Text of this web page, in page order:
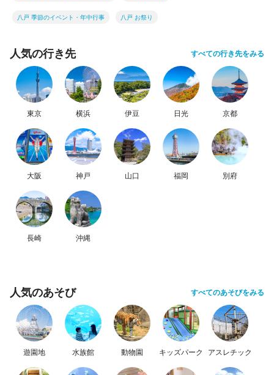
八戸 季節のイベント・年中行事 八戸 お祭り
人気の行き先 すべての行き先をみる
東京 横浜 伊豆 日光 京都
大阪 神戸 山口 福岡 別府
長崎 沖縄
人気のあそび すべてのあそびをみる
遊園地 水族館 動物園 キッズパーク アスレチック